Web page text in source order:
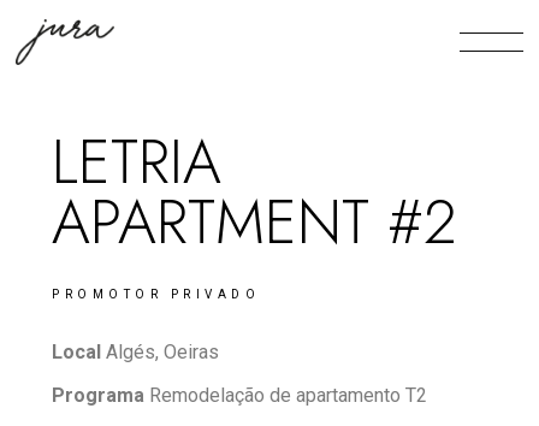
LETRIA
APARTMENT #2
PROMOTOR PRIVADO
LocalAlgés, Oeiras
Programa Remodelação de apartamento T2